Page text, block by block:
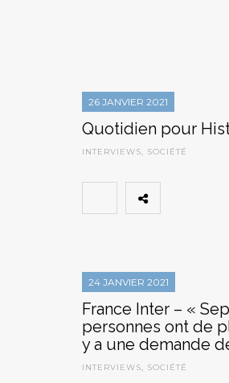
26 JANVIER 2021
Quotidien pour
INTERVIEWS, SOCIÉTÉ
24 JANVIER 2021
France Inter – «
personnes ont de
y a une demande
INTERVIEWS, SOCIÉTÉ